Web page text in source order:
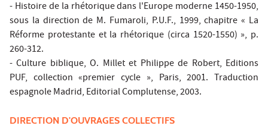
- Histoire de la rhétorique dans l'Europe moderne 1450-1950,
sous la direction de M. Fumaroli, P.U.F., 1999, chapitre « La
Réforme protestante et la rhétorique (circa 1520-1550) », p.
260-312.
- Culture biblique, O. Millet et Philippe de Robert, Editions
PUF, collection «premier cycle », Paris, 2001. Traduction
espagnole Madrid, Editorial Complutense, 2003.
DIRECTION D'OUVRAGES COLLECTIFS